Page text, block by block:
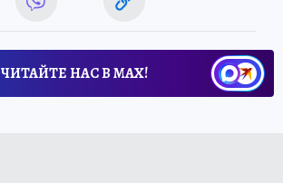
ЧИТАЙТЕ НАС В МАХ!